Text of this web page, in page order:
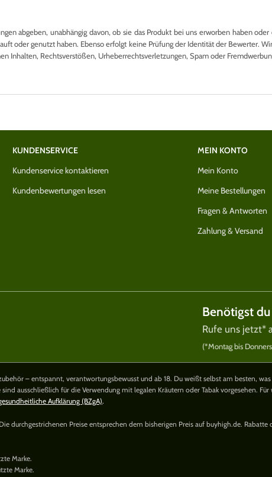
abgeben, unabhängig davon, ob sie das Produkt bei uns erworben haben
oder genutzt haben. Ebenso erfolgt keine Prüfung der Identität der Bewerter.
Inhalten, Rechtsverstößen, Urheberrechtsverletzungen, Spam oder
KUNDENSERVICE
Kundenservice kontaktieren
Kundenbewertungen lesen
MEIN KONTO
Mein Konto
Meine Bestellungen
Fragen & Antworten
Zahlung & Versand
Benötigst
Rufe uns jetzt*
(*Montag bis
– entspannt, verantwortungsbewusst und ab 18. Du weißt selbst am besten,
ausschließlich für die Verwendung mit legalen Kräutern oder Tabak vorgesehen.
Aufklärung (BZgA).
durchgestrichenen Preise entsprechen dem bisherigen Preis auf buyhigh.de.
Marke.
Marke.